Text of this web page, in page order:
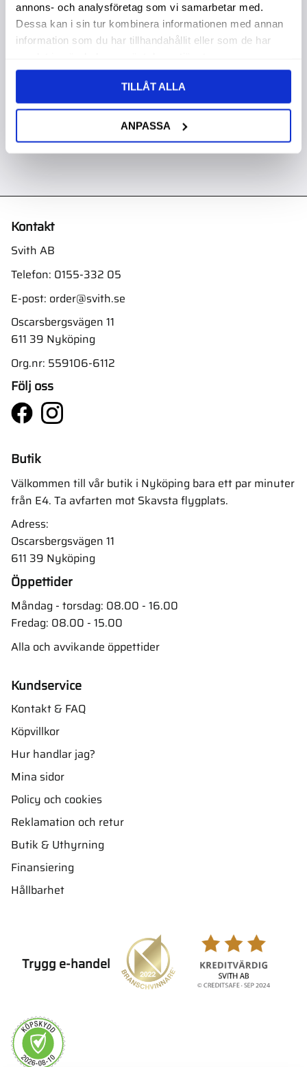
annons- och analysföretag som vi samarbetar med.
Dessa kan i sin tur kombinera informationen med annan
information som du har tillhandahållit eller som de har
TILLÅT ALLA
ANPASSA
Oljefilter Ge 137500
Garanti 1 år. Köpa större
mängd? Förpackad om
229,00:-
Startmotor Yanmar
12V 2,2Kw
Garanti 2 år. Köpa större
st.
3 995,00:-
Kontakt
Svith AB
Telefon: 0155-332 05
E-post: order@svith.se
Oscarsbergsvägen 11
611 39 Nyköping
Org.nr: 559106-6112
Följ oss
Butik
Välkommen till vår butik i Nyköping bara ett par minuter
från E4. Ta avfarten mot Skavsta flygplats.
Adress:
Oscarsbergsvägen 11
611 39 Nyköping
Öppettider
Måndag - torsdag: 08.00 - 16.00
Fredag: 08.00 - 15.00
Alla och avvikande öppettider
Kundservice
Kontakt & FAQ
Köpvillkor
Hur handlar jag?
Mina sidor
Policy och cookies
Reklamation och retur
Butik & Uthyrning
Finansiering
Hållbarhet
Trygg e-handel